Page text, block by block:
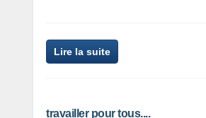
Lire la suite
travailler pour tous....